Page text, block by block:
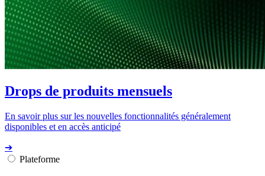
Drops de produits mensuels
En savoir plus sur les nouvelles fonctionnalités généralement
disponibles et en accès anticipé
➔
Plateforme